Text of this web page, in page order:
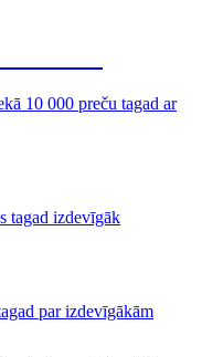
10 000 preču tagad ar
tagad izdevīgāk
par izdevīgākām